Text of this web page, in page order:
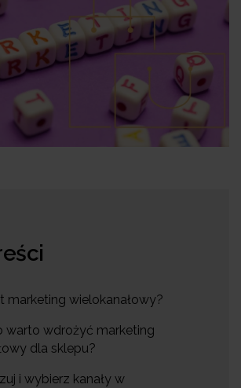
marketing wielokanałowy?
warto wdrożyć marketing
dla sklepu?
i wybierz kanały w